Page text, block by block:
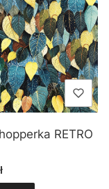
RETRO